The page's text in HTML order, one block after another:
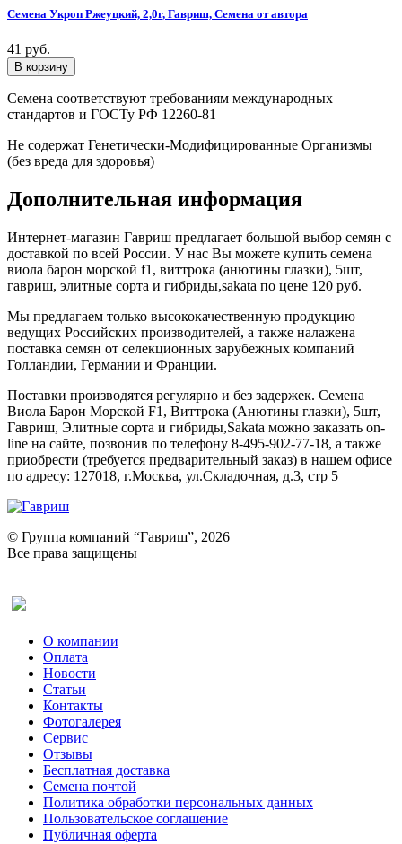
Семена Укроп Ржеуцкий, 2,0г, Гавриш, Семена от автора
41 руб.
Семена соответствуют требованиям международных
стандартов и ГОСТу РФ 12260-81
Не содержат Генетически-Модифицированные Организмы
(без вреда для здоровья)
Дополнительная информация
Интернет-магазин Гавриш предлагает большой выбор семян с
доставкой по всей России. У нас Вы можете купить семена
виола барон морской f1, виттрока (анютины глазки), 5шт,
гавриш, элитные сорта и гибриды,sakata по цене 120 руб.
Мы предлагаем только высококачественную продукцию
ведущих Российских производителей, а также налажена
поставка семян от селекционных зарубежных компаний
Голландии, Германии и Франции.
Поставки производятся регулярно и без задержек. Семена
Виола Барон Морской F1, Виттрока (Анютины глазки), 5шт,
Гавриш, Элитные сорта и гибриды,Sakata можно заказать on-
line на сайте, позвонив по телефону 8-495-902-77-18, а также
приобрести (требуется предварительный заказ) в нашем офисе
по адресу: 127018, г.Москва, ул.Складочная, д.3, стр 5
© Группа компаний “Гавриш”, 2026
Все права защищены
О компании
Оплата
Новости
Статьи
Контакты
Фотогалерея​
Сервис
Отзывы
Бесплатная доставка
Семена почтой
Политика обработки персональных данных
Пользовательское соглашение
Публичная оферта